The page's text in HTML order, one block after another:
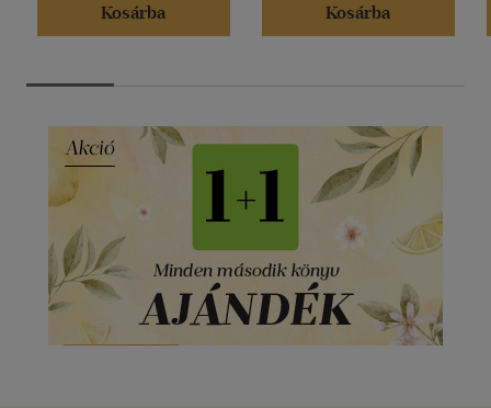
Kosárba
Kosárba